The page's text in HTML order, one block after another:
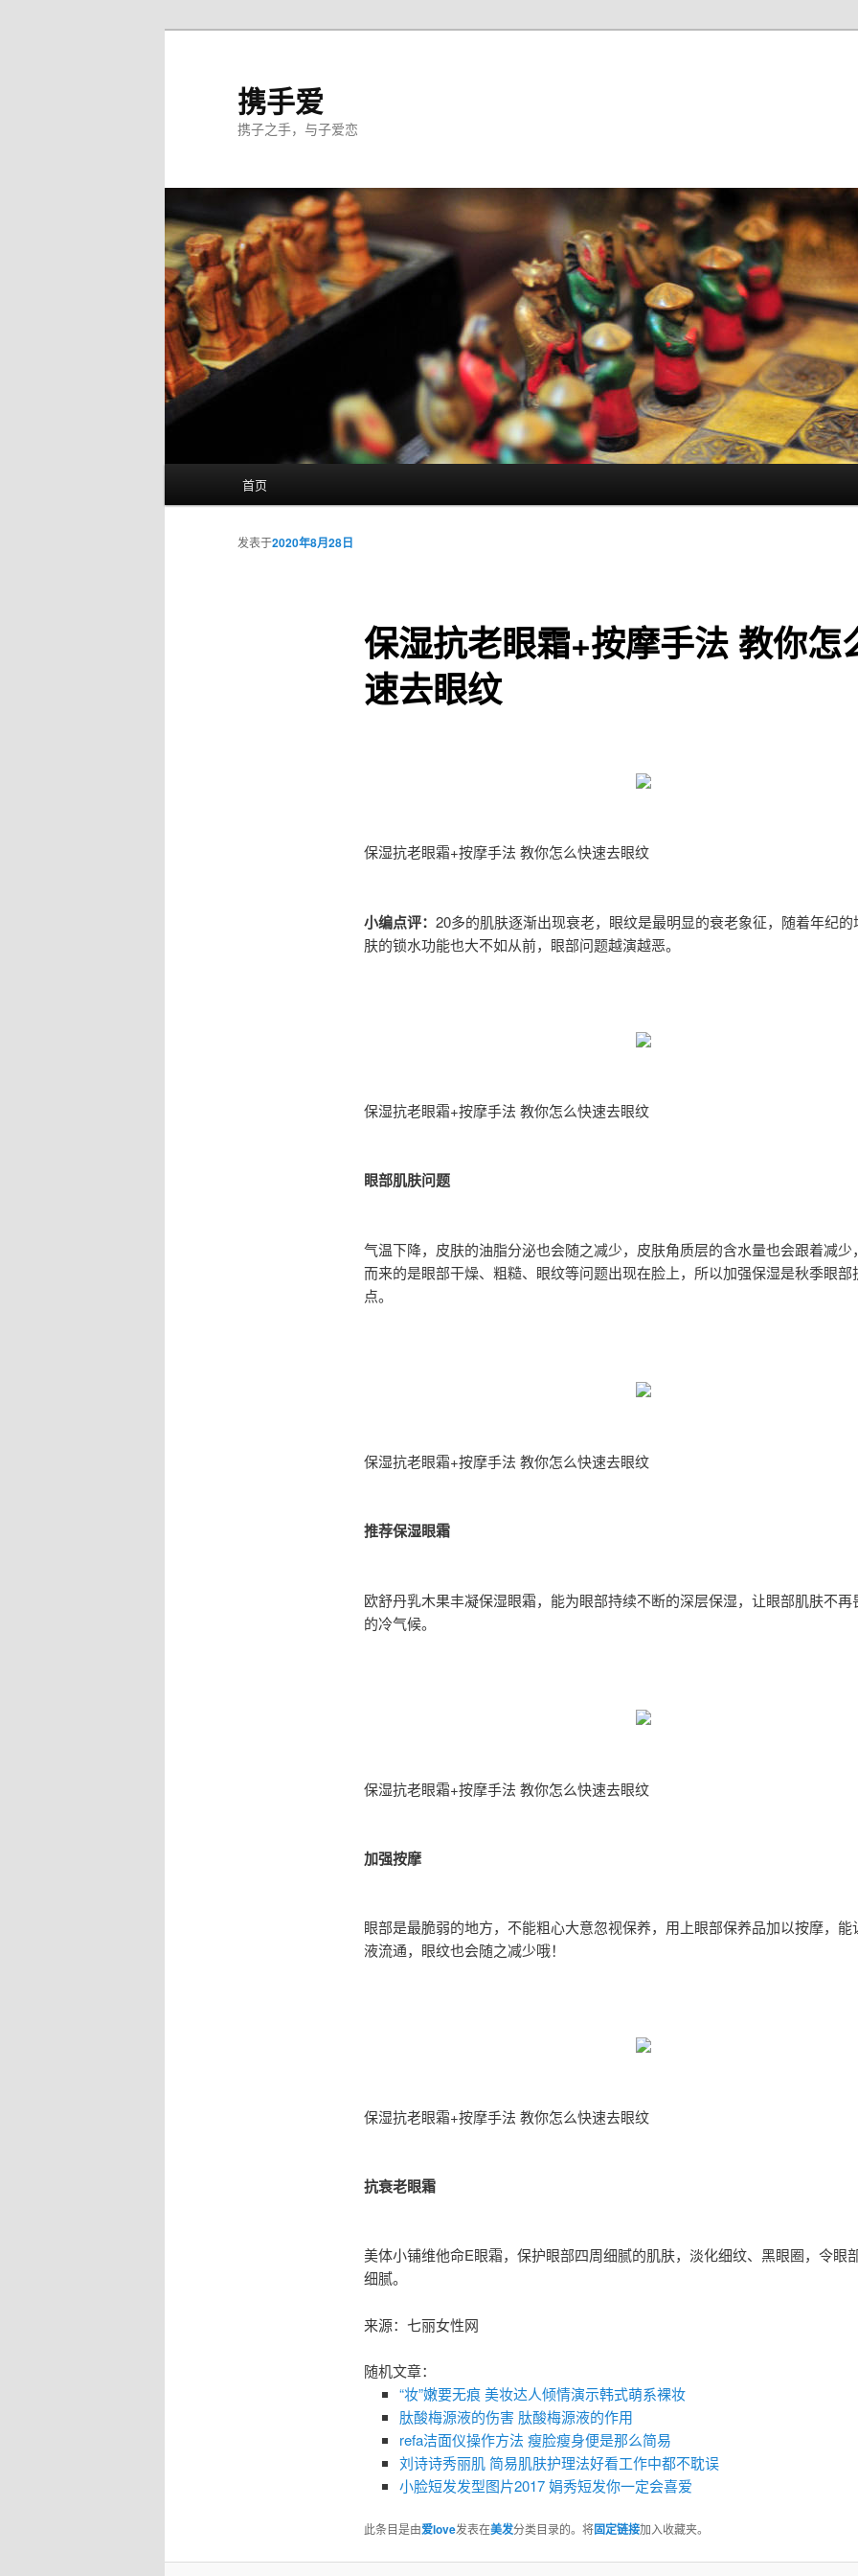
携手爱
携子之手，与子爱恋
首页
保湿抗老眼霜+按摩手法 教你怎
速去眼纹
发表于2020年8月28日
保湿抗老眼霜+按摩手法 教你怎么快速去眼纹
小编点评： 20多的肌肤逐渐出现衰老，眼纹是最明显的衰老象征，随着年纪的
肤的锁水功能也大不如从前，眼部问题越演越恶。
保湿抗老眼霜+按摩手法 教你怎么快速去眼纹
眼部肌肤问题
气温下降，皮肤的油脂分泌也会随之减少，皮肤角质层的含水量也会跟着减少
而来的是眼部干燥、粗糙、眼纹等问题出现在脸上，所以加强保湿是秋季眼部
点。
保湿抗老眼霜+按摩手法 教你怎么快速去眼纹
推荐保湿眼霜
欧舒丹乳木果丰凝保湿眼霜，能为眼部持续不断的深层保湿，让眼部肌肤不再
的冷气候。
保湿抗老眼霜+按摩手法 教你怎么快速去眼纹
加强按摩
眼部是最脆弱的地方，不能粗心大意忽视保养，用上眼部保养品加以按摩，能
液流通，眼纹也会随之减少哦！
保湿抗老眼霜+按摩手法 教你怎么快速去眼纹
抗衰老眼霜
美体小铺维他命E眼霜，保护眼部四周细腻的肌肤，淡化细纹、黑眼圈，令眼
细腻。
来源：七丽女性网
随机文章：
“妆”嫩要无痕 美妆达人倾情演示韩式萌系裸妆
肽酸梅源液的伤害 肽酸梅源液的作用
refa洁面仪操作方法 瘦脸瘦身便是那么简易
刘诗诗秀丽肌 简易肌肤护理法好看工作中都不耽误
小脸短发发型图片2017 娟秀短发你一定会喜爱
此条目是由爱love发表在美发分类目录的。将固定链接加入收藏夹。